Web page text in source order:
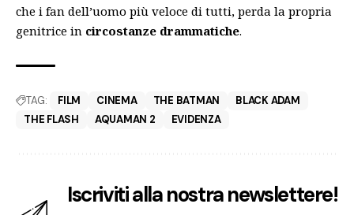
che i fan dell’uomo più veloce di tutti, perda la propria
genitrice in circostanze drammatiche.
TAG: FILM CINEMA THE BATMAN
BLACK ADAM
THE FLASH
AQUAMAN 2 EVIDENZA
Iscriviti alla nostra newslettere!